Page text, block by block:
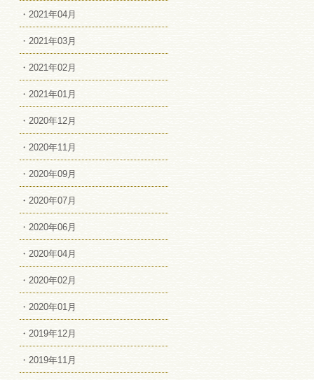
・2021年04月
・2021年03月
・2021年02月
・2021年01月
・2020年12月
・2020年11月
・2020年09月
・2020年07月
・2020年06月
・2020年04月
・2020年02月
・2020年01月
・2019年12月
・2019年11月